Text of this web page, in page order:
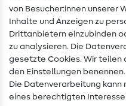
Hilfe & Kontakt
Kontakt
Infos zum Betreiberwechsel
Widerrufsrecht
von Besucher:innen unserer
Inhalte und Anzeigen zu
Drittanbietern einzubinden
zu analysieren. Die
gesetzte Cookies. Wir teilen
den Einstellungen benennen.
Die Datenverarbeitung kann
eines berechtigten